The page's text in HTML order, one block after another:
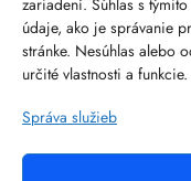
zariadení. Súhlas s
údaje, ako je správanie
stránke. Nesúhlas alebo
určité vlastnosti a funkcie.
Správa služieb
041/38 107 14
©2026
Ochrana